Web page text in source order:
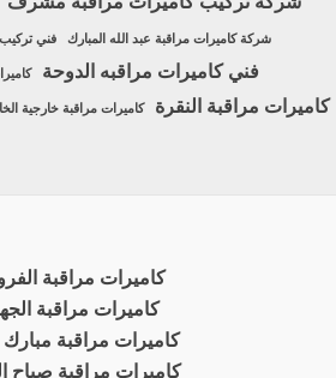
شركة كاميرات مراقبة عبد الله المبارك فني
فني كاميرات مراقبه الدوحة
كاميرات مراقبة النقرة كاميرات مراقبة خارجية
كاميرات مراقبة
كاميرات مراقبة
كاميرات مراقبة مبارك
كاميرات مراقبة صباح